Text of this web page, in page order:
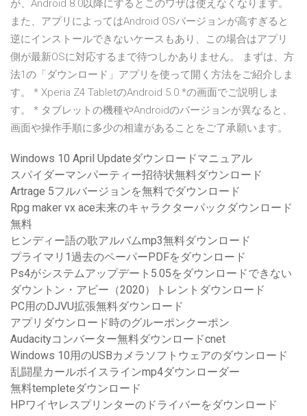
が、Android 8.0以降にするとこのワザは使えなくなります。
また、アプリによってはAndroid OSバージョンが高すぎると
逆にインストールできないケースもあり、この場合はアプリ
側が最新OSに対応するまで待つしかありません。 まずは、方
法1の「ダウンロード」アプリを使って開く方法をご紹介しま
す。 * Xperia Z4 TabletのAndroid 5.0.*の画面でご説明しま
す。 * タブレットの機種やAndroidのバージョンが異なると、
画面や操作手順に多少の相違があることをご了承願います。
Windows 10 April Updateダウンロードマニュアル
スパイダーマンパーティー招待状無料ダウンロード
Artrage 5フルバージョンを無料でダウンロード
Rpg maker vx ace未来のキャラクターパックダウンロード
無料
ヒンディー語の歌アルバムmp3無料ダウンロード
プライマリ1過去のペーパーPDFをダウンロード
Ps4がシステムアップデート5.05をダウンロードできない
ダウントン・アビー（2020）トレントダウンロード
PC用のDJVU拡張無料ダウンロード
アプリダウンロード時のグルーポンクーポン
Audacityコンバーター無料ダウンロードcnet
Windows 10用のUSBカメラソフトウェアのダウンロード
乱闘星カールボイスラインmp4ダウンローダー
無料templeteダウンロード
HPワイヤレスプリンターのドライバーをダウンロード